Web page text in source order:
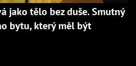
jako tělo bez duše. Smutný
bytu, který měl být